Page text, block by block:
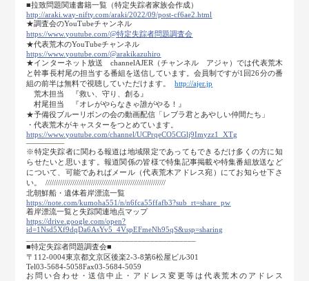
■拉致問題関連書籍一覧（特定失踪者家族会作成）
http://araki.way-nifty.com/araki/2022/09/post-cf6ae2.html
★調査会のYouTubeチャンネル
https://www.youtube.com/@特定失踪者問題調査会
★代表荒木のYouTubeチャンネル
https://www.youtube.com/@arakikazuhiro
★インターネット放送 channelAJER（チャンネル アジャ）では代表荒木
と幹事長村尾の担当する番組を送信しています。会員制ですが1回26分の番
組の前半は無料で視聴していただけます。http://ajer.jp
荒木担当 『救い、守り、創る』
村尾担当 『オレがやらなきゃ誰がやる！』
★予備役ブルーリボンの会の動画配信「レブラ君とあやしい仲間たち」
・代表荒木がキャスターをつとめています。
https://www.youtube.com/channel/UCPrqeCO5CGlj9Imyzz1_XTg
―――――
※特定失踪者に関わる報道は地域限定であってもできるだけ多くの方に知
らせたいと思います。報道関係の皆様で特集記事掲載や特集番組放送など
について、可能であればメール（代表荒木アドレス宛）にてお知らせ下さ
い。 //////////////////////////////////////////////////////////
北朝鮮船・遺体着岸漂流一覧
https://note.com/kumoha551/n/n6fca55ffafb3?sub_rt=share_pw
着岸漂流一覧と失踪関連地点マップ
https://drive.google.com/open?
id=1Nsd5Xf9dqDa6AsYv5_4VspEFmeNh95qS&usp=sharing
■特定失踪者問題調査会■
〒112-0004東京都文京区後楽2-3-8第6松屋ビル301
Tel03-5684-5058Fax03-5684-5059
お問い合わせ・送信中止・アドレス変更等は代表荒木のアドレス